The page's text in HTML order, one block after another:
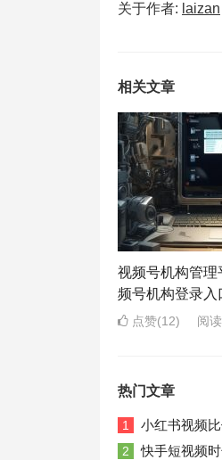
关于作者: laizan
相关文章
视频号机构管
频号机构登录入
点赞(12) 阅读
热门文章
1 小红书视频
2 快手短视频